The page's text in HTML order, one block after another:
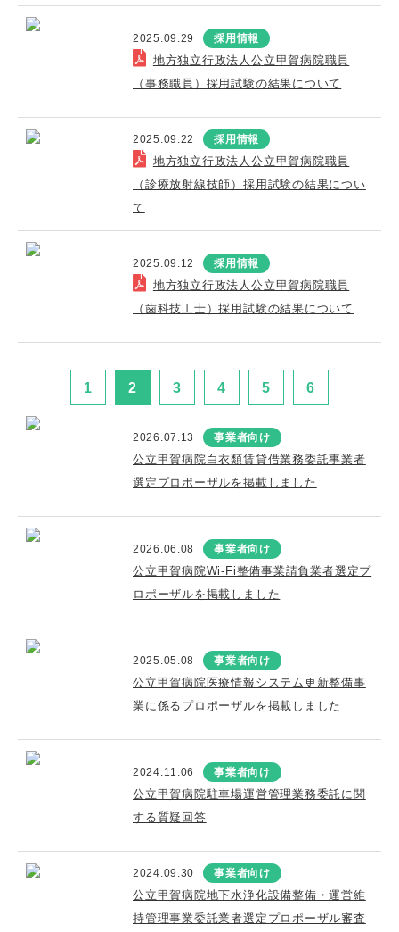
2025.09.29 採用情報
地方独立行政法人公立甲賀病院職員
（事務職員）採用試験の結果について
2025.09.22 採用情報
地方独立行政法人公立甲賀病院職員
（診療放射線技師）採用試験の結果につい
て
2025.09.12 採用情報
地方独立行政法人公立甲賀病院職員
（歯科技工士）採用試験の結果について
1 2 3 4 5 6
2026.07.13 事業者向け
公立甲賀病院白衣類賃貸借業務委託事業者
選定プロポーザルを掲載しました
2026.06.08 事業者向け
公立甲賀病院Wi-Fi整備事業請負業者選定プ
ロポーザルを掲載しました
2025.05.08 事業者向け
公立甲賀病院医療情報システム更新整備事
業に係るプロポーザルを掲載しました
2024.11.06 事業者向け
公立甲賀病院駐車場運営管理業務委託に関
する質疑回答
2024.09.30 事業者向け
公立甲賀病院地下水浄化設備整備・運営維
持管理事業委託業者選定プロポーザル審査